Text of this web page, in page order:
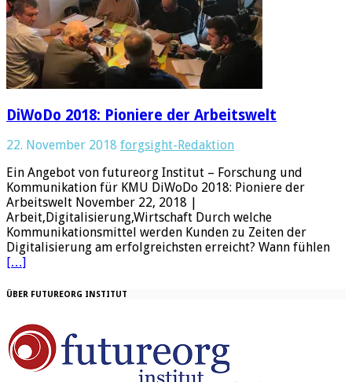
DiWoDo 2018: Pioniere der Arbeitswelt
22. November 2018 forgsight-Redaktion
Ein Angebot von futureorg Institut – Forschung und
Kommunikation für KMU DiWoDo 2018: Pioniere der
Arbeitswelt November 22, 2018 |
Arbeit,Digitalisierung,Wirtschaft Durch welche
Kommunikationsmittel werden Kunden zu Zeiten der
Digitalisierung am erfolgreichsten erreicht? Wann fühlen
[…]
ÜBER FUTUREORG INSTITUT